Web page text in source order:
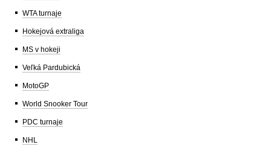
WTA turnaje
Hokejová extraliga
MS v hokeji
Veľká Pardubická
MotoGP
World Snooker Tour
PDC turnaje
NHL